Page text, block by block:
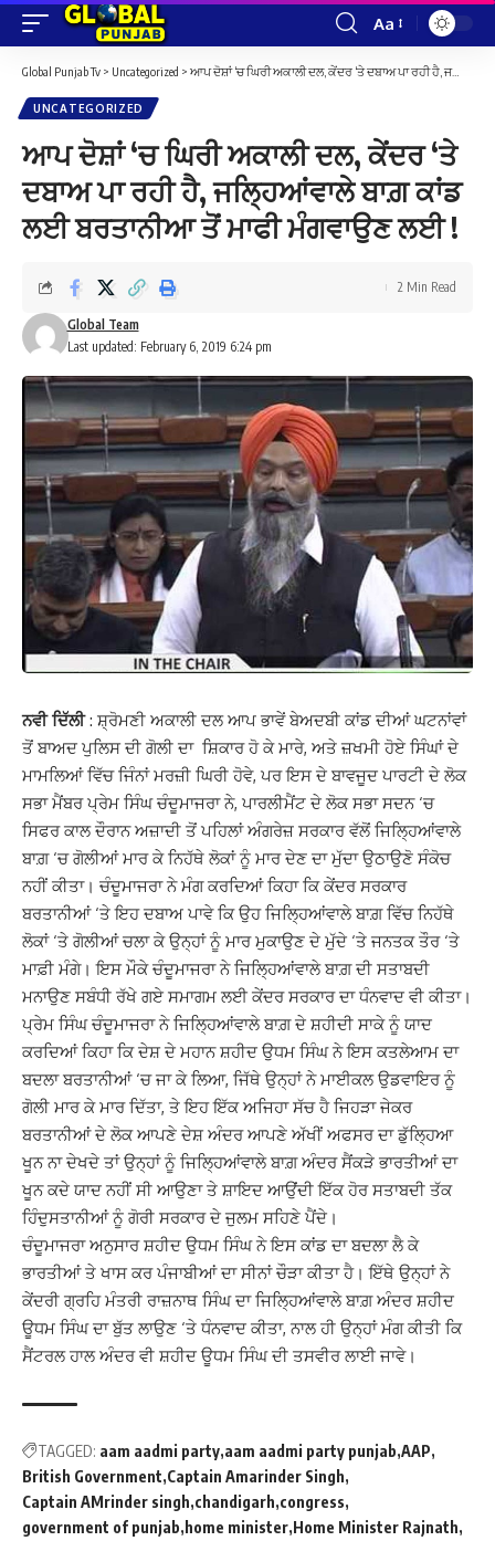
Font
Resizer
Aa
Global Punjab Tv > Uncategorized > ਆਪ ਦੋਸ਼ਾਂ ‘ਚ ਘਿਰੀ ਅਕਾਲੀ ਦਲ, ਕੇਂਦਰ ‘ਤੇ ਦਬਾਅ ਪਾ ਰਹੀ ਹੈ, ਜਲ੍ਹਿਆਂਵਾਲੇ ਬਾਗ਼ ਕਾਂਡ ਲਈ ਬਰਤਾਨੀਆ ਤੋਂ ਮਾਫੀ ਮੰਗਵਾਉਣ ਲਈ !
UNCATEGORIZED
ਆਪ ਦੋਸ਼ਾਂ ‘ਚ ਘਿਰੀ ਅਕਾਲੀ ਦਲ, ਕੇਂਦਰ ‘ਤੇ
ਦਬਾਅ ਪਾ ਰਹੀ ਹੈ, ਜਲ੍ਹਿਆਂਵਾਲੇ ਬਾਗ਼ ਕਾਂਡ
ਲਈ ਬਰਤਾਨੀਆ ਤੋਂ ਮਾਫੀ ਮੰਗਵਾਉਣ ਲਈ !
Last updated: February 6, 2019 6:24 pm
Global Team
2 Min Read
ਨਵੀ ਦਿੱਲੀ: ਸ਼੍ਰੋਮਣੀ ਅਕਾਲੀ ਦਲ ਆਪ ਭਾਵੇਂ ਬੇਅਦਬੀ ਕਾਂਡ ਦੀਆਂ ਘਟਨਾਂਵਾਂ
ਤੋਂ ਬਾਅਦ ਪੁਲਿਸ ਦੀ ਗੋਲੀ ਦਾ ਸ਼ਿਕਾਰ ਹੋ ਕੇ ਮਾਰੇ, ਅਤੇ ਜ਼ਖਮੀ ਹੋਏ ਸਿੰਘਾਂ ਦੇ
ਮਾਮਲਿਆਂ ਵਿੱਚ ਜਿੰਨਾਂ ਮਰਜ਼ੀ ਘਿਰੀ ਹੋਵੇ, ਪਰ ਇਸ ਦੇ ਬਾਵਜੂਦ ਪਾਰਟੀ ਦੇ ਲੋਕ
ਸਭਾ ਮੈਂਬਰ ਪ੍ਰੇਮ ਸਿੰਘ ਚੰਦੂਮਾਜਰਾ ਨੇ, ਪਾਰਲੀਮੈਂਟ ਦੇ ਲੋਕ ਸਭਾ ਸਦਨ ‘ਚ
ਸਿਫਰ ਕਾਲ ਦੌਰਾਨ ਅਜ਼ਾਦੀ ਤੋਂ ਪਹਿਲਾਂ ਅੰਗਰੇਜ਼ ਸਰਕਾਰ ਵੱਲੋਂ ਜਿਲ੍ਹਿਆਂਵਾਲੇ
ਬਾਗ਼ ‘ਚ ਗੋਲੀਆਂ ਮਾਰ ਕੇ ਨਿਹੱਥੇ ਲੋਕਾਂ ਨੂੰ ਮਾਰ ਦੇਣ ਦਾ ਮੁੱਦਾ ਉਠਾਉਣੋ ਸੰਕੋਚ
ਨਹੀਂ ਕੀਤਾ। ਚੰਦੂਮਾਜਰਾ ਨੇ ਮੰਗ ਕਰਦਿਆਂ ਕਿਹਾ ਕਿ ਕੇਂਦਰ ਸਰਕਾਰ
ਬਰਤਾਨੀਆਂ ‘ਤੇ ਇਹ ਦਬਾਅ ਪਾਵੇ ਕਿ ਉਹ ਜਿਲ੍ਹਿਆਂਵਾਲੇ ਬਾਗ਼ ਵਿੱਚ ਨਿਹੱਥੇ
ਲੋਕਾਂ ‘ਤੇ ਗੋਲੀਆਂ ਚਲਾ ਕੇ ਉਨ੍ਹਾਂ ਨੂੰ ਮਾਰ ਮੁਕਾਉਣ ਦੇ ਮੁੱਦੇ ‘ਤੇ ਜਨਤਕ ਤੌਰ ‘ਤੇ
ਮਾਫ਼ੀ ਮੰਗੇ। ਇਸ ਮੌਕੇ ਚੰਦੂਮਾਜਰਾ ਨੇ ਜਿਲ੍ਹਿਆਂਵਾਲੇ ਬਾਗ਼ ਦੀ ਸਤਾਬਦੀ
ਮਨਾਉਣ ਸਬੰਧੀ ਰੱਖੇ ਗਏ ਸਮਾਗਮ ਲਈ ਕੇਂਦਰ ਸਰਕਾਰ ਦਾ ਧੰਨਵਾਦ ਵੀ ਕੀਤਾ।
ਪ੍ਰੇਮ ਸਿੰਘ ਚੰਦੂਮਾਜਰਾ ਨੇ ਜਿਲ੍ਹਿਆਂਵਾਲੇ ਬਾਗ਼ ਦੇ ਸ਼ਹੀਦੀ ਸਾਕੇ ਨੂੰ ਯਾਦ
ਕਰਦਿਆਂ ਕਿਹਾ ਕਿ ਦੇਸ਼ ਦੇ ਮਹਾਨ ਸ਼ਹੀਦ ਉਧਮ ਸਿੰਘ ਨੇ ਇਸ ਕਤਲੇਆਮ ਦਾ
ਬਦਲਾ ਬਰਤਾਨੀਆਂ ‘ਚ ਜਾ ਕੇ ਲਿਆ, ਜਿੱਥੇ ਉਨ੍ਹਾਂ ਨੇ ਮਾਈਕਲ ਉਡਵਾਇਰ ਨੂੰ
ਗੋਲੀ ਮਾਰ ਕੇ ਮਾਰ ਦਿੱਤਾ, ਤੇ ਇਹ ਇੱਕ ਅਜਿਹਾ ਸੱਚ ਹੈ ਜਿਹੜਾ ਜੇਕਰ
ਬਰਤਾਨੀਆਂ ਦੇ ਲੋਕ ਆਪਣੇ ਦੇਸ਼ ਅੰਦਰ ਆਪਣੇ ਅੱਖੀਂ ਅਫਸਰ ਦਾ ਡੁੱਲ੍ਹਿਆ
ਖੂਨ ਨਾ ਦੇਖਦੇ ਤਾਂ ਉਨ੍ਹਾਂ ਨੂੰ ਜਿਲ੍ਹਿਆਂਵਾਲੇ ਬਾਗ਼ ਅੰਦਰ ਸੈਂਕੜੇ ਭਾਰਤੀਆਂ ਦਾ
ਖੂਨ ਕਦੇ ਯਾਦ ਨਹੀਂ ਸੀ ਆਉਣਾ ਤੇ ਸ਼ਾਇਦ ਆਉਂਦੀ ਇੱਕ ਹੋਰ ਸਤਾਬਦੀ ਤੱਕ
ਹਿੰਦੁਸਤਾਨੀਆਂ ਨੂੰ ਗੋਰੀ ਸਰਕਾਰ ਦੇ ਜੁਲਮ ਸਹਿਣੇ ਪੈਂਦੇ।
ਚੰਦੂਮਾਜਰਾ ਅਨੁਸਾਰ ਸ਼ਹੀਦ ਉਧਮ ਸਿੰਘ ਨੇ ਇਸ ਕਾਂਡ ਦਾ ਬਦਲਾ ਲੈ ਕੇ
ਭਾਰਤੀਆਂ ਤੇ ਖਾਸ ਕਰ ਪੰਜਾਬੀਆਂ ਦਾ ਸੀਨਾਂ ਚੌੜਾ ਕੀਤਾ ਹੈ। ਇੱਥੇ ਉਨ੍ਹਾਂ ਨੇ
ਕੇਂਦਰੀ ਗ੍ਰਹਿ ਮੰਤਰੀ ਰਾਜ਼ਨਾਥ ਸਿੰਘ ਦਾ ਜਿਲ੍ਹਿਆਂਵਾਲੇ ਬਾਗ਼ ਅੰਦਰ ਸ਼ਹੀਦ
ਊਧਮ ਸਿੰਘ ਦਾ ਬੁੱਤ ਲਾਉਣ ‘ਤੇ ਧੰਨਵਾਦ ਕੀਤਾ, ਨਾਲ ਹੀ ਉਨ੍ਹਾਂ ਮੰਗ ਕੀਤੀ ਕਿ
ਸੈਂਟਰਲ ਹਾਲ ਅੰਦਰ ਵੀ ਸ਼ਹੀਦ ਊਧਮ ਸਿੰਘ ਦੀ ਤਸਵੀਰ ਲਾਈ ਜਾਵੇ।
TAGGED: aam aadmi party aam aadmi party punjab AAP
British Government Captain Amarinder Singh
Captain AMrinder singh chandigarh congress
government of punjab home minister Home Minister Rajnath